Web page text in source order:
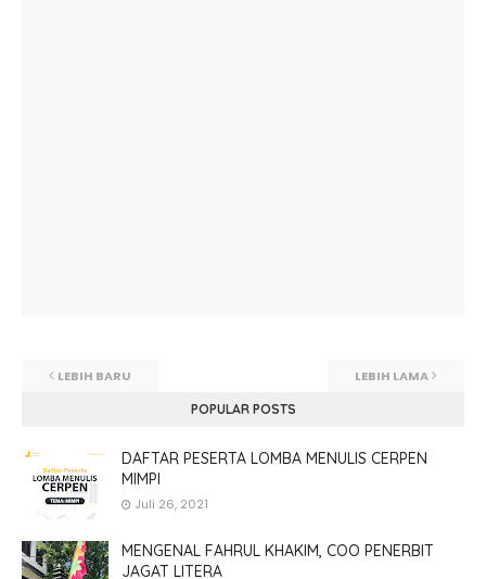
LEBIH BARU LEBIH LAMA
POPULAR POSTS
DAFTAR PESERTA LOMBA MENULIS CERPEN
MIMPI
Juli 26, 2021
MENGENAL FAHRUL KHAKIM, COO PENERBIT
JAGAT LITERA